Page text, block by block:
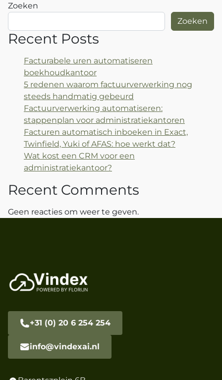
Zoeken
Zoeken
Recent Posts
Facturabele uren automatiseren
boekhoudkantoor
5 redenen waarom factuurverwerking nog
steeds handmatig gebeurd
Factuurverwerking automatiseren:
stappenplan voor administratiekantoren
Facturen automatisch inboeken in Exact,
Twinfield, Yuki of AFAS: hoe werkt dat?
Wat kost een CRM voor een
administratiekantoor?
Recent Comments
Geen reacties om weer te geven.
+31 (0) 20 6 254 254
info@vindexai.nl